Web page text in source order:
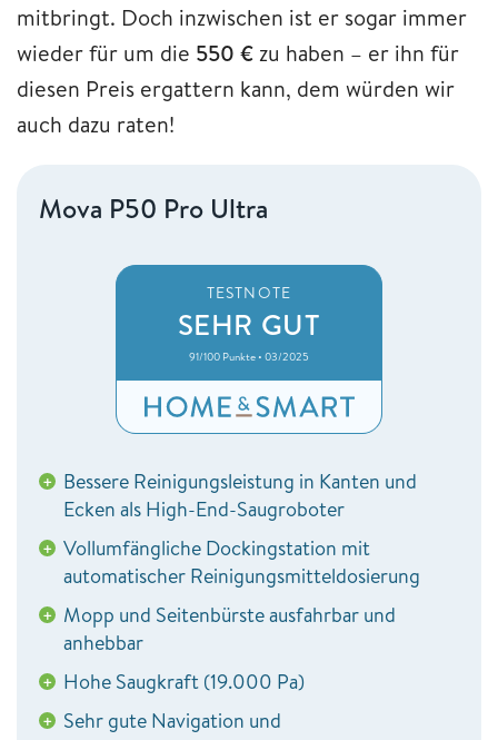
mitbringt. Doch inzwischen ist er sogar immer
wieder für um die 550 €zu haben – er ihn für
diesen Preis ergattern kann, dem würden wir
auch dazu raten!
Mova P50 Pro Ultra
TESTNOTE
SEHR GUT
91/100 Punkte • 03/2025
+ Bessere Reinigungsleistung in Kanten und
Ecken als High-End-Saugroboter
+ Vollumfängliche Dockingstation mit
automatischer Reinigungsmitteldosierung
+ Mopp und Seitenbürste ausfahrbar und
anhebbar
+ Hohe Saugkraft (19.000 Pa)
+ Sehr gute Navigation und